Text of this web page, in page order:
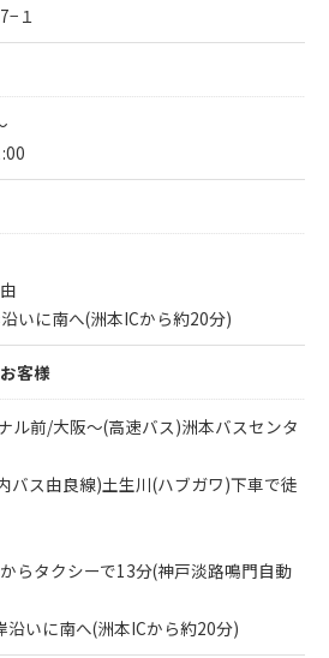
１
いに南へ(洲本ICから約20分)
客様
ル前/大阪～(高速バス)洲本バスセンタ
バス由良線)土生川(ハブガワ)下車で徒
らタクシーで13分(神戸淡路鳴門自動
いに南へ(洲本ICから約20分)